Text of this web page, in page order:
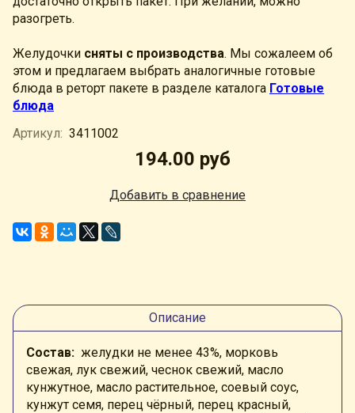
разогреть.
Желудочки сняты с производства. Мы сожалеем об
этом и предлагаем выбрать аналогичные готовые
блюда в реторт пакете в разделе каталога Готовые
блюда
Артикул: 3411002
194.00 руб
Добавить в сравнение
Описание
Состав: желудки не менее 43%, морковь
свежая, лук свежий, чеснок свежий, масло
кунжутное, масло растительное, соевый соус,
кунжут семя, перец чёрный, перец красный,